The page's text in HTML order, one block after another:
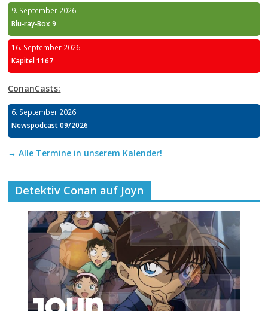
9. September 2026
Blu-ray-Box 9
16. September 2026
Kapitel 1167
ConanCasts:
6. September 2026
Newspodcast 09/2026
→ Alle Termine in unserem Kalender!
Detektiv Conan auf Joyn